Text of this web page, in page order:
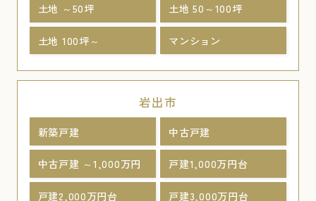
土地 ～50坪 土地 50～100坪
土地 100坪～ マンション
岩出市
新築戸建 中古戸建
中古戸建 ～1,000万円 戸建1,000万円台
戸建2,000万円台 戸建3,000万円台